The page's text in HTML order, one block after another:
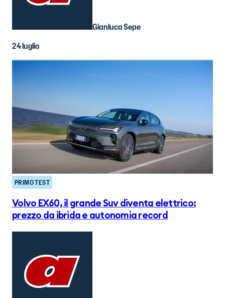
Gianluca Sepe
24 luglio
PRIMO TEST
Volvo EX60, il grande Suv diventa elettrico:
prezzo da ibrida e autonomia record